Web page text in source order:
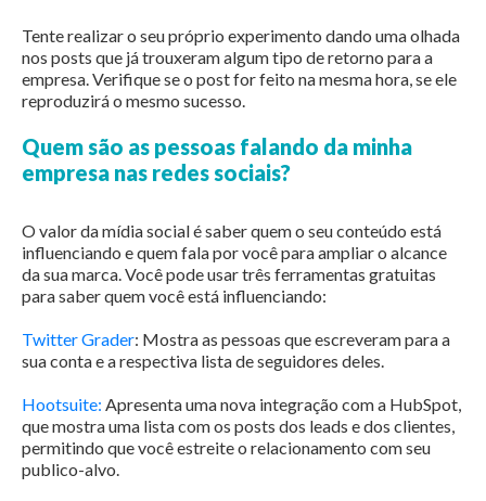
Tente realizar o seu próprio experimento dando uma olhada
nos posts que já trouxeram algum tipo de retorno para a
empresa. Verifique se o post for feito na mesma hora, se ele
reproduzirá o mesmo sucesso.
Quem são as pessoas falando da minha
empresa nas redes sociais?
O valor da mídia social é saber quem o seu conteúdo está
influenciando e quem fala por você para ampliar o alcance
da sua marca. Você pode usar três ferramentas gratuitas
para saber quem você está influenciando:
Twitter Grader: Mostra as pessoas que escreveram para a
sua conta e a respectiva lista de seguidores deles.
Hootsuite: Apresenta uma nova integração com a HubSpot,
que mostra uma lista com os posts dos leads e dos clientes,
permitindo que você estreite o relacionamento com seu
publico-alvo.